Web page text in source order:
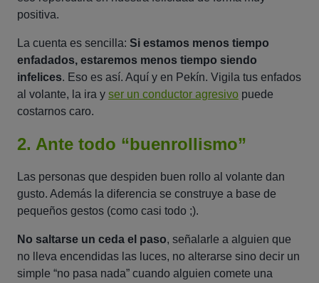
positiva.
La cuenta es sencilla: Si estamos menos tiempo
enfadados, estaremos menos tiempo siendo
infelices. Eso es así. Aquí y en Pekín. Vigila tus enfados
al volante, la ira y ser un conductor agresivo puede
costarnos caro.
2. Ante todo “buenrollismo”
Las personas que despiden buen rollo al volante dan
gusto. Además la diferencia se construye a base de
pequeños gestos (como casi todo ;).
No saltarse un ceda el paso, señalarle a alguien que
no lleva encendidas las luces, no alterarse sino decir un
simple “no pasa nada” cuando alguien comete una